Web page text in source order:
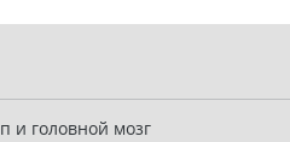
и головной мозг